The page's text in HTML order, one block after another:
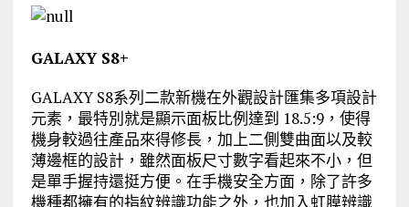
GALAXY S8+
GALAXY S8系列二款新機在外觀設計匯集多項設計
元素，最特別就是顯示面板比例達到 18.5:9，使得
機身較過往產品來得修長，加上二側雙曲面以及較
薄邊框的設計，雖然面板尺寸數字看起來不小，但
是單手握持還挺方便。在手機安全方面，除了許多
機種都擁有的指紋辨識功能之外，也加入虹膜辨識